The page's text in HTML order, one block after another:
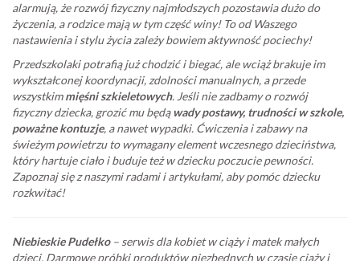
alarmują, że rozwój fizyczny najmłodszych pozostawia dużo do
życzenia, a rodzice mają w tym część winy! To od Waszego
nastawienia i stylu życia zależy bowiem aktywność pociechy!
Przedszkolaki potrafią już chodzić i biegać, ale wciąż brakuje im
wykształconej koordynacji, zdolności manualnych, a przede
wszystkimmięśni szkieletowych. Jeśli nie zadbamy o rozwój
fizyczny dziecka, grozić mu będą wady postawy, trudności w szkole,
poważne kontuzje, a nawet wypadki. Ćwiczenia i zabawy na
świeżym powietrzu to wymagany element wczesnego dzieciństwa,
który hartuje ciało i buduje też w dziecku poczucie pewności.
Zapoznaj się z naszymi radami i artykułami, aby pomóc dziecku
rozkwitać!
Niebieskie Pudełko– serwis dla kobiet w ciąży i matek małych
dzieci. Darmowe próbki produktów niezbędnych w czasie ciąży i